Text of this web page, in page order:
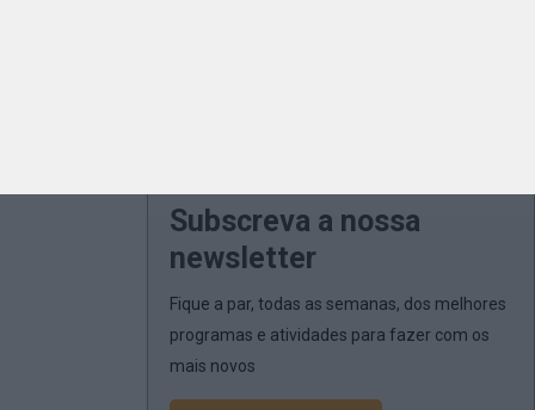
Subscreva a nossa
newsletter
Fique a par, todas as semanas, dos melhores
programas e atividades para fazer com os
mais novos